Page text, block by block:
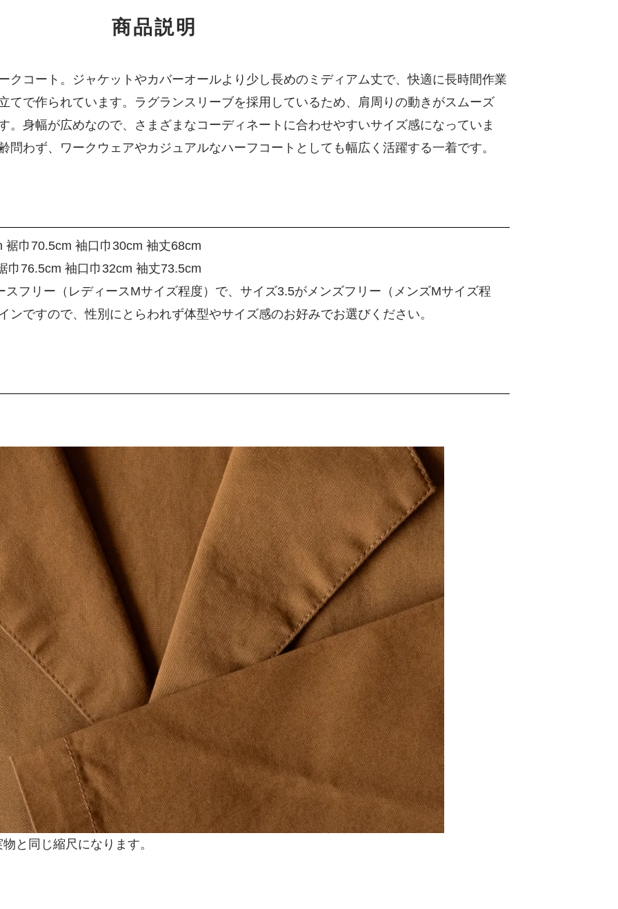
商品説明
コート。ジャケットやカバーオールより少し長めのミディアム丈で、快適に長時間作業
てで作られています。ラグランスリーブを採用しているため、肩周りの動きがスムーズ
。身幅が広めなので、さまざまなコーディネートに合わせやすいサイズ感になっていま
問わず、ワークウェアやカジュアルなハーフコートとしても幅広く活躍する一着です。
巾70.5cm 袖口巾30cm 袖丈68cm
76.5cm 袖口巾32cm 袖丈73.5cm
フリー（レディースMサイズ程度）で、サイズ3.5がメンズフリー（メンズMサイズ程
ンですので、性別にとらわれず体型やサイズ感のお好みでお選びください。
と同じ縮尺になります。